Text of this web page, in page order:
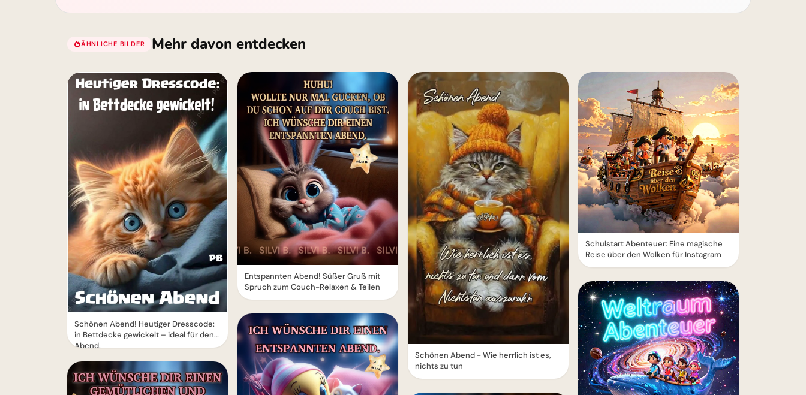
ÄHNLICHE BILDER Mehr davon entdecken
Schönen Abend! Heutiger Dresscode:
in Bettdecke gewickelt – ideal für den
Abend.
Entspannten Abend! Süßer Gruß mit
Spruch zum Couch-Relaxen & Teilen
Schönen Abend - Wie herrlich ist es,
nichts zu tun
Schulstart Abenteuer: Eine magische
Reise über den Wolken für Instagram